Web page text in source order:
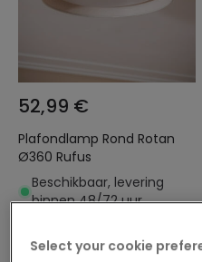
52,99 €
Plafondlamp Rond Rotan
Ø360 Rufus
Beschikbaar, levering
binnen 48/72 uur
Select your cookie